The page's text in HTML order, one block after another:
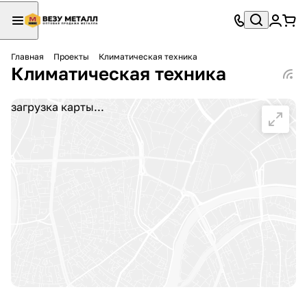
Главная Проекты Климатическая техника
Климатическая техника
загрузка карты...